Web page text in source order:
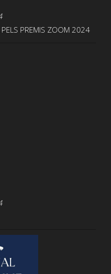
PELS PREMIS ZOOM 2024